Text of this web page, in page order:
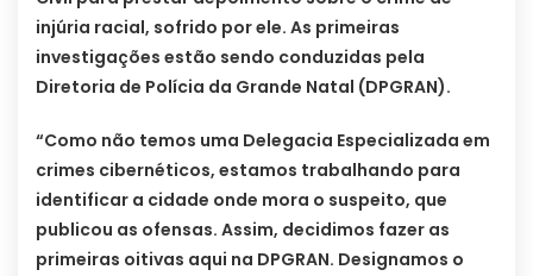
injúria racial, sofrido por ele. As primeiras
investigações estão sendo conduzidas pela
Diretoria de Polícia da Grande Natal (DPGRAN).
“Como não temos uma Delegacia Especializada em
crimes cibernéticos, estamos trabalhando para
identificar a cidade onde mora o suspeito, que
publicou as ofensas. Assim, decidimos fazer as
primeiras oitivas aqui na DPGRAN. Designamos o